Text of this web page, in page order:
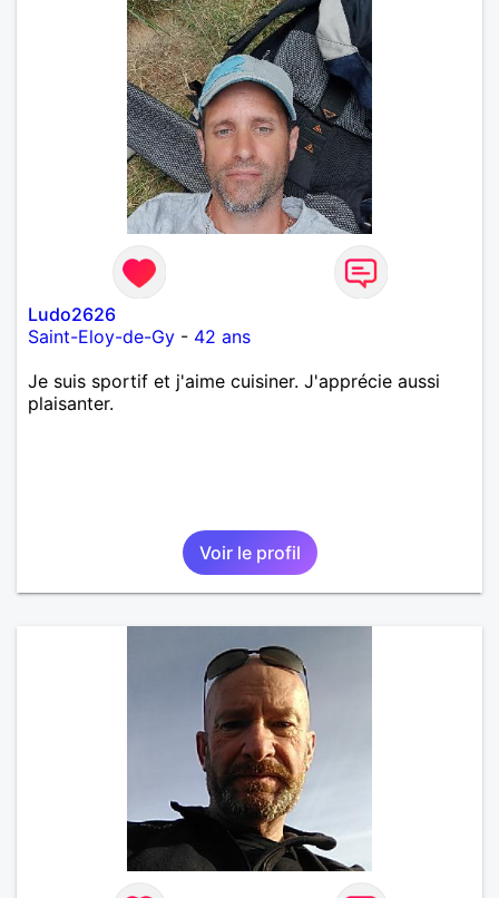
Ludo2626
Saint-Eloy-de-Gy - 42 ans
Je suis sportif et j'aime cuisiner. J'apprécie aussi
plaisanter.
Voir le profil